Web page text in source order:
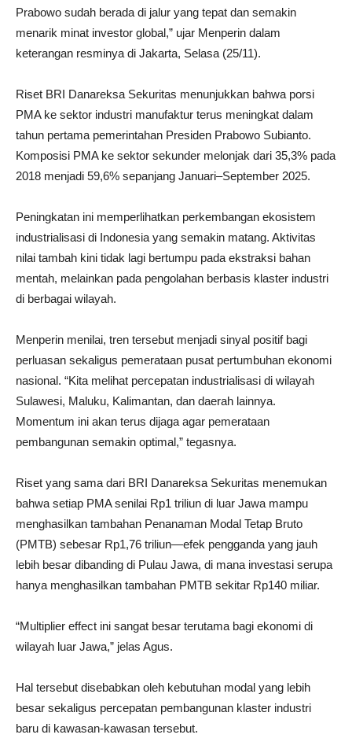
Prabowo sudah berada di jalur yang tepat dan semakin
menarik minat investor global,” ujar Menperin dalam
keterangan resminya di Jakarta, Selasa (25/11).
Riset BRI Danareksa Sekuritas menunjukkan bahwa porsi
PMA ke sektor industri manufaktur terus meningkat dalam
tahun pertama pemerintahan Presiden Prabowo Subianto.
Komposisi PMA ke sektor sekunder melonjak dari 35,3% pada
2018 menjadi 59,6% sepanjang Januari–September 2025.
Peningkatan ini memperlihatkan perkembangan ekosistem
industrialisasi di Indonesia yang semakin matang. Aktivitas
nilai tambah kini tidak lagi bertumpu pada ekstraksi bahan
mentah, melainkan pada pengolahan berbasis klaster industri
di berbagai wilayah.
Menperin menilai, tren tersebut menjadi sinyal positif bagi
perluasan sekaligus pemerataan pusat pertumbuhan ekonomi
nasional. “Kita melihat percepatan industrialisasi di wilayah
Sulawesi, Maluku, Kalimantan, dan daerah lainnya.
Momentum ini akan terus dijaga agar pemerataan
pembangunan semakin optimal,” tegasnya.
Riset yang sama dari BRI Danareksa Sekuritas menemukan
bahwa setiap PMA senilai Rp1 triliun di luar Jawa mampu
menghasilkan tambahan Penanaman Modal Tetap Bruto
(PMTB) sebesar Rp1,76 triliun—efek pengganda yang jauh
lebih besar dibanding di Pulau Jawa, di mana investasi serupa
hanya menghasilkan tambahan PMTB sekitar Rp140 miliar.
“Multiplier effect ini sangat besar terutama bagi ekonomi di
wilayah luar Jawa,” jelas Agus.
Hal tersebut disebabkan oleh kebutuhan modal yang lebih
besar sekaligus percepatan pembangunan klaster industri
baru di kawasan-kawasan tersebut.